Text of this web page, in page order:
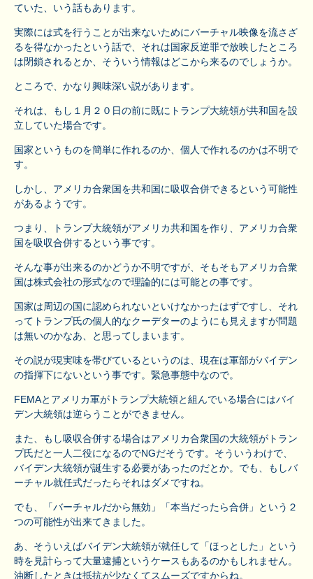
ていた、いう話もあります。
実際には式を行うことが出来ないためにバーチャル映像を流さざ
るを得なかったという話で、それは国家反逆罪で放映したところ
は閉鎖されるとか、そういう情報はどこから来るのでしょうか。
ところで、かなり興味深い説があります。
それは、もし１月２０日の前に既にトランプ大統領が共和国を設
立していた場合です。
国家というものを簡単に作れるのか、個人で作れるのかは不明で
す。
しかし、アメリカ合衆国を共和国に吸収合併できるという可能性
があるようです。
つまり、トランプ大統領がアメリカ共和国を作り、アメリカ合衆
国を吸収合併するという事です。
そんな事が出来るのかどうか不明ですが、そもそもアメリカ合衆
国は株式会社の形式なので理論的には可能との事です。
国家は周辺の国に認められないといけなかったはずですし、それ
ってトランプ氏の個人的なクーデターのようにも見えますが問題
は無いのかなあ、と思ってしまいます。
その説が現実味を帯びているというのは、現在は軍部がバイデン
の指揮下にないという事です。緊急事態中なので。
FEMAとアメリカ軍がトランプ大統領と組んでいる場合にはバイ
デン大統領は逆らうことができません。
また、もし吸収合併する場合はアメリカ合衆国の大統領がトラン
プ氏だと一人二役になるのでNGだそうです。そういうわけで、
バイデン大統領が誕生する必要があったのだとか。でも、もしバ
ーチャル就任式だったらそれはダメですね。
でも、「バーチャルだから無効」「本当だったら合併」という２
つの可能性が出来てきました。
あ、そういえばバイデン大統領が就任して「ほっとした」という
時を見計らって大量逮捕というケースもあるのかもしれません。
油断したときは抵抗が少なくてスムーズですからね。